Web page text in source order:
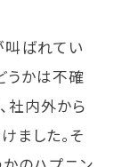
叫ばれてい
うかは不確
社内外から
ました。そ